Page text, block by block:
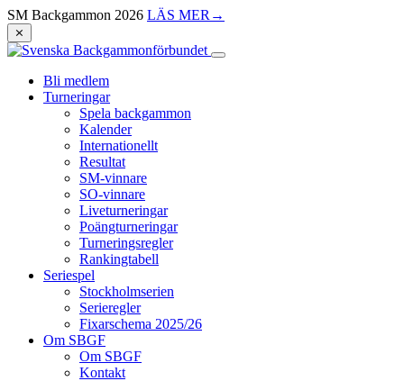
SM Backgammon 2026 LÄS MER →
⨯
Bli medlem
Turneringar
Spela backgammon
Kalender
Internationellt
Resultat
SM-vinnare
SO-vinnare
Liveturneringar
Poängturneringar
Turneringsregler
Rankingtabell
Seriespel
Stockholmserien
Serieregler
Fixarschema 2025/26
Om SBGF
Om SBGF
Kontakt